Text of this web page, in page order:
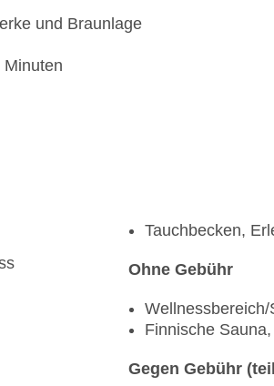
und Braunlage
Tauchbecken,
Ohne Gebühr
Wellnessbereich/
Finnische
Gegen Gebühr